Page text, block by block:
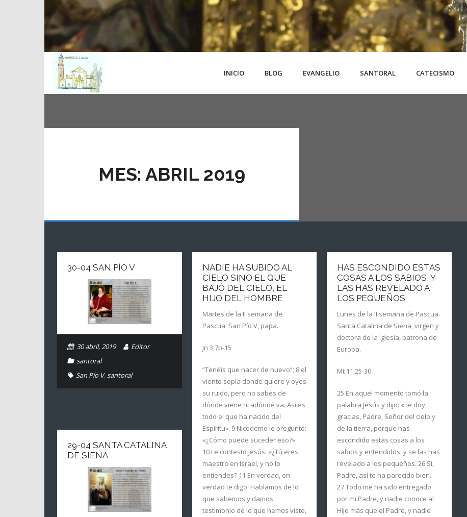
INICIO BLOG EVANGELIO SANTORAL CATECISMO
MES: ABRIL 2019
30-04 SAN PÍO V
30 abril, 2019
Editor
santoral
San Pío V,santoral
NADIE HA SUBIDO AL
CIELO SINO EL QUE
BAJÓ DEL CIELO, EL
HIJO DEL HOMBRE
Martes de la II semana de
Pascua. San Pío V, papa.
Jn 3,7b-15
“Tenéis que nacer de nuevo”; 8 el
viento sopla donde quiere y oyes
su ruido, pero no sabes de
dónde viene ni adónde va. Así es
todo el que ha nacido del
Espíritu». 9 Nicodemo le preguntó:
«¿Cómo puede suceder eso?».
10 Le contestó Jesús: «¿Tú eres
maestro en Israel, y no lo
entiendes? 11 En verdad, en
verdad te digo: Hablamos de lo
que sabemos y damos
testimonio de lo que hemos visto,
HAS ESCONDIDO ESTAS
COSAS A LOS SABIOS, Y
LAS HAS REVELADO A
LOS PEQUEÑOS
Lunes de la II semana de Pascua.
Santa Catalina de Siena, virgen y
doctora de la Iglesia, patrona de
Europa.
Mt 11,25-30
25 En aquel momento tomó la
palabra Jesús y dijo: «Te doy
gracias, Padre, Señor del cielo y
de la tierra, porque has
escondido estas cosas a los
sabios y entendidos, y se las has
revelado a los pequeños. 26 Sí,
Padre, así te ha parecido bien.
27 Todo me ha sido entregado
por mi Padre, y nadie conoce al
Hijo más que el Padre, y nadie
29-04 SANTA CATALINA
DE SIENA